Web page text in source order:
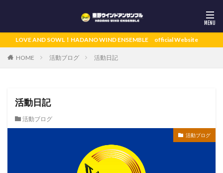
LOVE AND SOWL！HADANO WIND ENSEMBLE official Website
HOME 活動ブログ 活動日記
活動日記
活動ブログ
活動ブログ